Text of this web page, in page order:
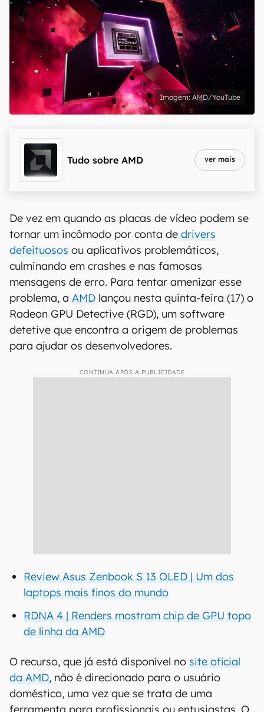
AMD/YouTube
Tudo sobre AMD ver mais
De vez em quando as placas de vídeo podem se
tornar um incômodo por conta de drivers
defeituosos ou aplicativos problemáticos,
culminando em crashes e nas famosas
mensagens de erro. Para tentar amenizar esse
problema, a AMD lançou nesta quinta-feira (17) o
Radeon GPU Detective (RGD), um software
detetive que encontra a origem de problemas
para ajudar os desenvolvedores.
CONTINUA APÓS A PUBLICIDADE
Review Asus Zenbook S 13 OLED | Um dos
laptops mais finos do mundo
RDNA 4 | Renders mostram chip de GPU topo
de linha da AMD
O recurso, que já está disponível no site oficial
da AMD, não é direcionado para o usuário
doméstico, uma vez que se trata de uma